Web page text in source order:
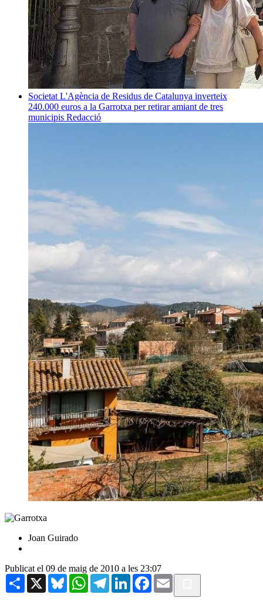
Societat L'Agència de Residus de Catalunya inverteix
240.000 euros a la Garrotxa per retirar amiant de tres
municipis Redacció
Joan Guirado
Publicat el 09 de maig de 2010 a les 23:07
Share X BlueskyWhatsAppTelegramLinkedInFacebook
Email